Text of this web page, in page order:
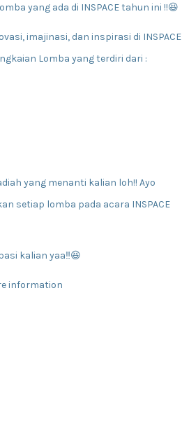
yang ada di INSPACE tahun ini !!😆
imajinasi, dan inspirasi di INSPACE
Lomba yang terdiri dari :
yang menanti kalian loh!! Ayo
setiap lomba pada acara INSPACE
kalian yaa‼️😆
information